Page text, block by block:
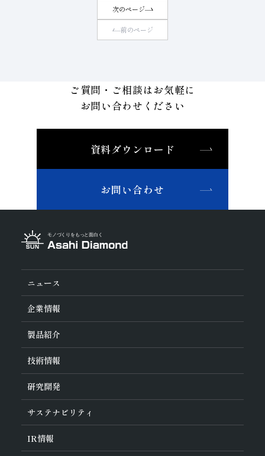
前のページ
次のページ
ご質問・ご相談はお気軽に
お問い合わせください
資料ダウンロード
お問い合わせ
ニュース
企業情報
旭ダイヤについて
ダイヤの輪
ご挨拶
会社概要
沿革
役員紹介
事業紹介
活動拠点
製品紹介
業種から探す
工具の種類から探す
加工方法から探す
ワークから探す
技術情報
ダイヤモンド工具・
教えて！研削工具
ご使⽤上の注意
各製品の安全な取扱いについて
トラブルシューティング
研究開発
研究開発について
対外発表一覧
イノベーションストーリー
サステナビリティ
サステナビリティポリシー
コーポレート・ガバナンス
マテリアリティ
IR情報